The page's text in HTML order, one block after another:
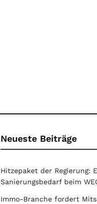
Neueste Beiträge
Hitzepaket der Regierung:
Sanierungsbedarf beim
Immo-Branche fordert